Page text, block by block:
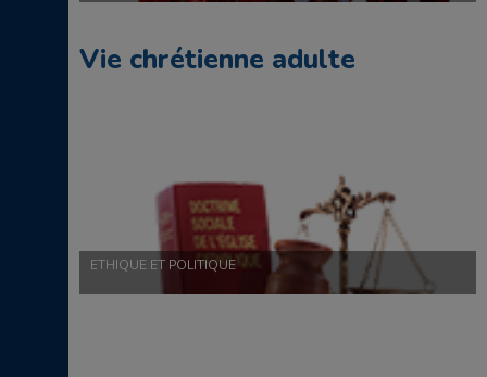
Vie chrétienne adulte
ETHIQUE ET POLITIQUE